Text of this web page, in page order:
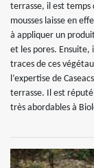
terrasse, il est temps
mousses laisse en
à appliquer un
et les pores.
traces de ces
l’expertise de
terrasse. Il est
très abordables à